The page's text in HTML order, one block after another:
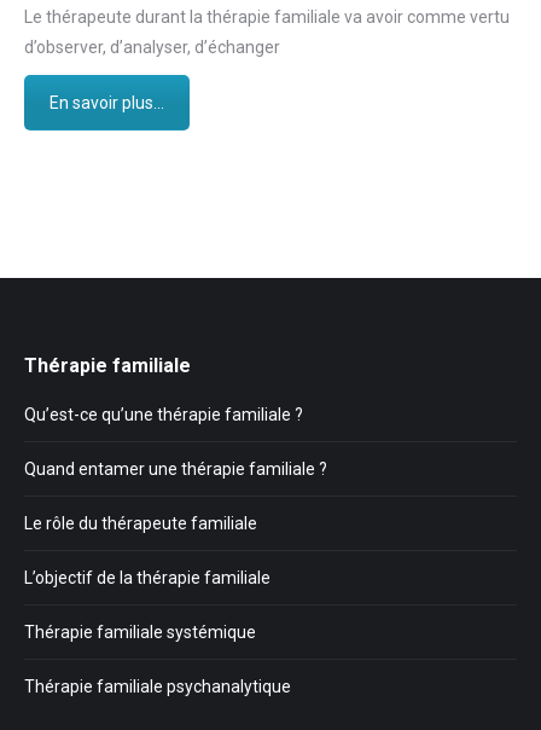
Le thérapeute durant la thérapie familiale va avoir comme vertu
d’observer, d’analyser, d’échanger
En savoir plus...
Thérapie familiale
Qu’est-ce qu’une thérapie familiale ?
Quand entamer une thérapie familiale ?
Le rôle du thérapeute familiale
L’objectif de la thérapie familiale
Thérapie familiale systémique
Thérapie familiale psychanalytique